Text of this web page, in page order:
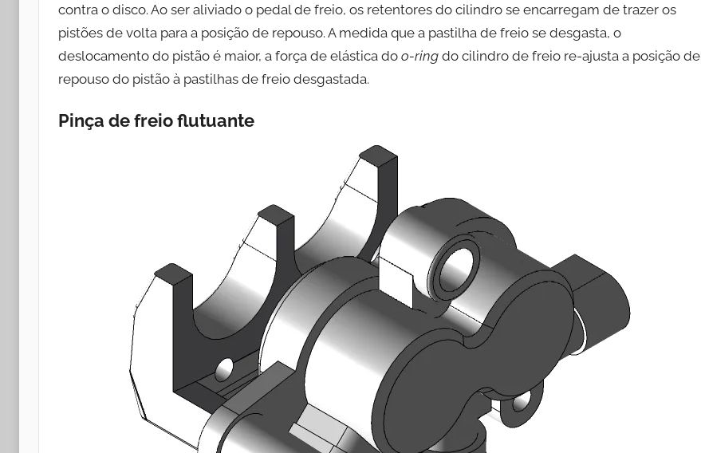
contra o disco. Ao ser aliviado o pedal de freio, os retentores do cilindro se encarregam de trazer os
pistões de volta para a posição de repouso. A medida que a pastilha de freio se desgasta, o
deslocamento do pistão é maior, a força de elástica do o-ring do cilindro de freio re-ajusta a posição de
repouso do pistão à pastilhas de freio desgastada.
Pinça de freio flutuante